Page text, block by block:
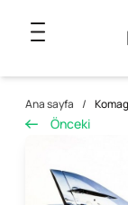
Ana sayfa / Komag
Önceki